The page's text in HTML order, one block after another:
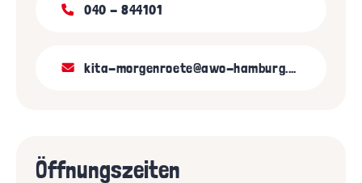
040 - 844101
kita-morgenroete@awo-hamburg.de
Öffnungszeiten